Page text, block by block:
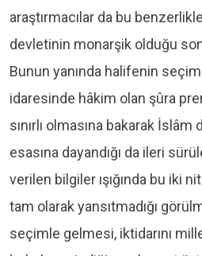
araştırmacılar da bu
devletinin monarşik olduğu
Bunun yanında halifenin
idaresinde hâkim olan şûra
sınırlı olmasına bakarak
esasına dayandığı da ileri
verilen bilgiler ışığında bu iki
tam olarak yansıtmadığı
seçimle gelmesi, iktidarını